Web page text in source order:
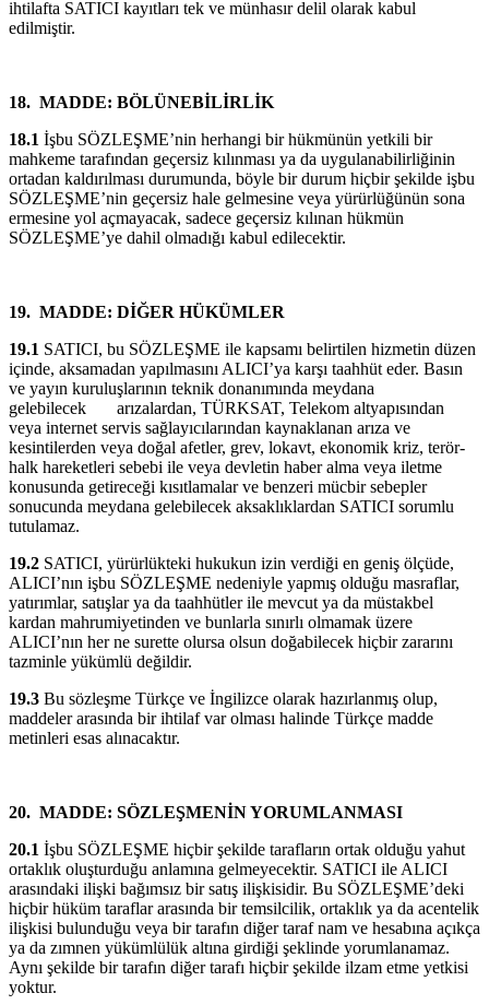
ihtilafta SATICI kayıtları tek ve münhasır delil olarak kabul
edilmiştir.
18. MADDE: BÖLÜNEBİLİRLİK
18.1 İşbu SÖZLEŞME’nin herhangi bir hükmünün yetkili bir
mahkeme tarafından geçersiz kılınması ya da uygulanabilirliğinin
ortadan kaldırılması durumunda, böyle bir durum hiçbir şekilde işbu
SÖZLEŞME’nin geçersiz hale gelmesine veya yürürlüğünün sona
ermesine yol açmayacak, sadece geçersiz kılınan hükmün
SÖZLEŞME’ye dahil olmadığı kabul edilecektir.
19. MADDE: DİĞER HÜKÜMLER
19.1 SATICI, bu SÖZLEŞME ile kapsamı belirtilen hizmetin düzen
içinde, aksamadan yapılmasını ALICI’ya karşı taahhüt eder. Basın
ve yayın kuruluşlarının teknik donanımında meydana
gelebilecek
arızalardan, TÜRKSAT, Telekom altyapısından
veya internet servis sağlayıcılarından kaynaklanan arıza ve
kesintilerden veya doğal afetler, grev, lokavt, ekonomik kriz, terör-
halk hareketleri sebebi ile veya devletin haber alma veya iletme
konusunda getireceği kısıtlamalar ve benzeri mücbir sebepler
sonucunda meydana gelebilecek aksaklıklardan SATICI sorumlu
tutulamaz.
19.2 SATICI, yürürlükteki hukukun izin verdiği en geniş ölçüde,
ALICI’nın işbu SÖZLEŞME nedeniyle yapmış olduğu masraflar,
yatırımlar, satışlar ya da taahhütler ile mevcut ya da müstakbel
kardan mahrumiyetinden ve bunlarla sınırlı olmamak üzere
ALICI’nın her ne surette olursa olsun doğabilecek hiçbir zararını
tazminle yükümlü değildir.
19.3 Bu sözleşme Türkçe ve İngilizce olarak hazırlanmış olup,
maddeler arasında bir ihtilaf var olması halinde Türkçe madde
metinleri esas alınacaktır.
20. MADDE: SÖZLEŞMENİN YORUMLANMASI
20.1 İşbu SÖZLEŞME hiçbir şekilde tarafların ortak olduğu yahut
ortaklık oluşturduğu anlamına gelmeyecektir. SATICI ile ALICI
arasındaki ilişki bağımsız bir satış ilişkisidir. Bu SÖZLEŞME’deki
hiçbir hüküm taraflar arasında bir temsilcilik, ortaklık ya da acentelik
ilişkisi bulunduğu veya bir tarafın diğer taraf nam ve hesabına açıkça
ya da zımnen yükümlülük altına girdiği şeklinde yorumlanamaz.
Aynı şekilde bir tarafın diğer tarafı hiçbir şekilde ilzam etme yetkisi
yoktur.